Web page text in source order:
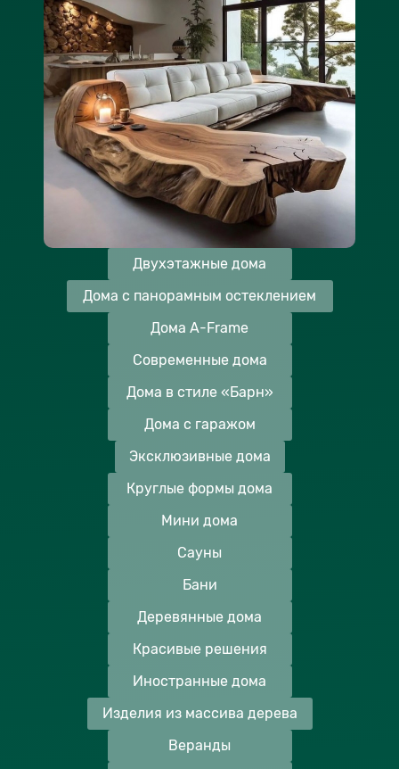
Двухэтажные дома
Дома с панорамным остеклением
Дома A-Frame
Современные дома
Дома в стиле «Барн»
Дома с гаражом
Эксклюзивные дома
Круглые формы дома
Мини дома
Сауны
Бани
Деревянные дома
Красивые решения
Иностранные дома
Изделия из массива дерева
Веранды